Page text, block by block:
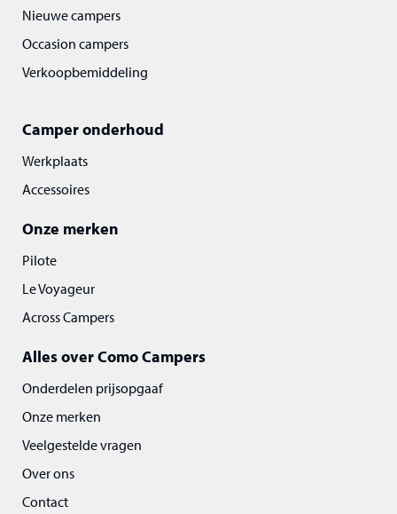
Nieuwe campers
Occasion campers
Verkoopbemiddeling
Camper onderhoud
Werkplaats
Accessoires
Onze merken
Pilote
Le Voyageur
Across Campers
Alles over Como Campers
Onderdelen prijsopgaaf
Onze merken
Veelgestelde vragen
Over ons
Contact